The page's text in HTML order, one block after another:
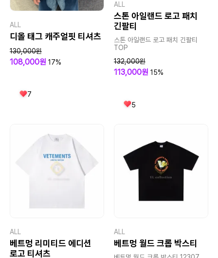
ALL
디올 태그 캐주얼핏 티셔츠
130,000원
108,000원 17%
7
ALL
스톤 아일랜드 로고 패치
긴팔티
스톤 아일랜드 로고 패치 긴팔티
TOP
132,000원
113,000원 15%
5
ALL
베트멍 리미티드 에디션
로고 티셔츠
ALL
베트멍 월드 크롭 박스티